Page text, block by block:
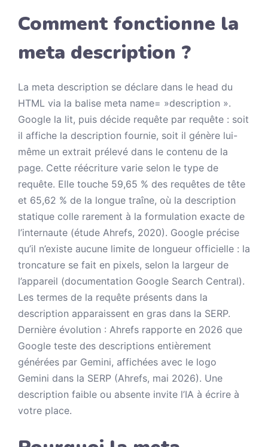
Comment fonctionne la
meta description ?
La meta description se déclare dans le head du
HTML via la balise meta name= »description ».
Google la lit, puis décide requête par requête : soit
il affiche la description fournie, soit il génère lui-
même un extrait prélevé dans le contenu de la
page. Cette réécriture varie selon le type de
requête. Elle touche 59,65 % des requêtes de tête
et 65,62 % de la longue traîne, où la description
statique colle rarement à la formulation exacte de
l’internaute (étude Ahrefs, 2020). Google précise
qu’il n’existe aucune limite de longueur officielle : la
troncature se fait en pixels, selon la largeur de
l’appareil (documentation Google Search Central).
Les termes de la requête présents dans la
description apparaissent en gras dans la SERP.
Dernière évolution : Ahrefs rapporte en 2026 que
Google teste des descriptions entièrement
générées par Gemini, affichées avec le logo
Gemini dans la SERP (Ahrefs, mai 2026). Une
description faible ou absente invite l’IA à écrire à
votre place.